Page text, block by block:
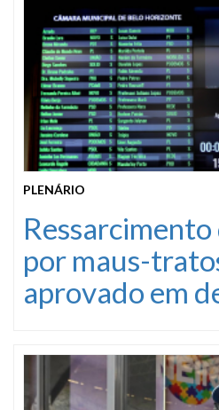
PLENÁRIO
Ressarcimento
por maus-
aprovado em